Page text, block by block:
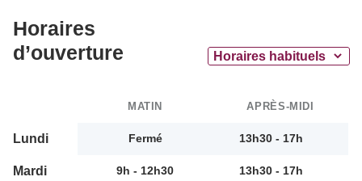
Horaires
d’ouverture
MATIN APRÈS-MIDI
Lundi Fermé 13h30 - 17h
Mardi 9h - 12h30 13h30 - 17h